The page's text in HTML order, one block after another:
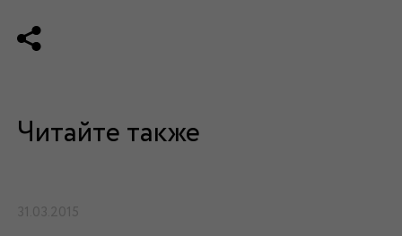
Читайте также
31.03.2015